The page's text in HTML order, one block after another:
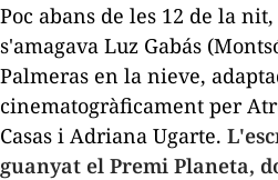
Poc abans de les 12 de la
s'amagava Luz Gabás
Palmeras en la nieve,
cinematogràficament per
Casas i Adriana Ugarte.
guanyat el Premi Planeta,